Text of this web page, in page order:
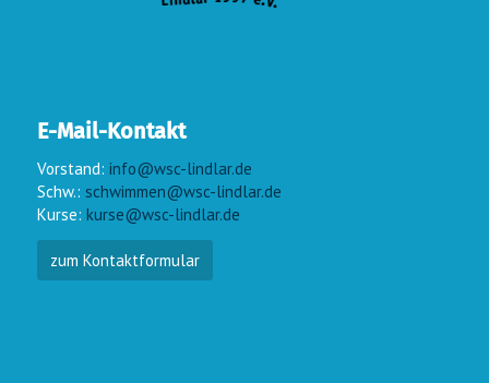
E-Mail-Kontakt
Vorstand: info@wsc-lindlar.de
Schw.: schwimmen@wsc-lindlar.de
Kurse: kurse@wsc-lindlar.de
zum Kontaktformular